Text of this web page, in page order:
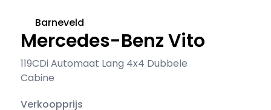
Mercedes-Benz Vito
119CDi Automaat Lang 4x4 Dubbele
Cabine
Barneveld
Verkoopprijs